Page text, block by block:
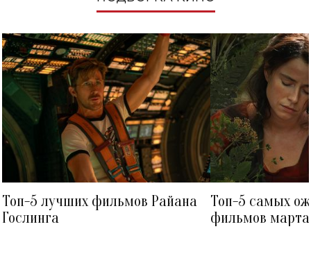
Топ-5 лучших фильмов Райана
Гослинга
Топ-5 самых
фильмов